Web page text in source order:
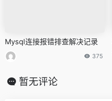
Mysql连接报错排查解决记录
375
暂无评论